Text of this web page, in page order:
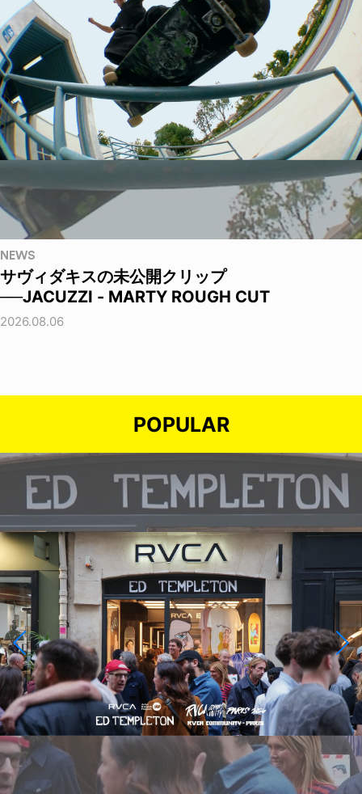
NEWS
サヴィダキスの未公開クリップ
──JACUZZI - MARTY ROUGH CUT
2026.08.06
POPULAR